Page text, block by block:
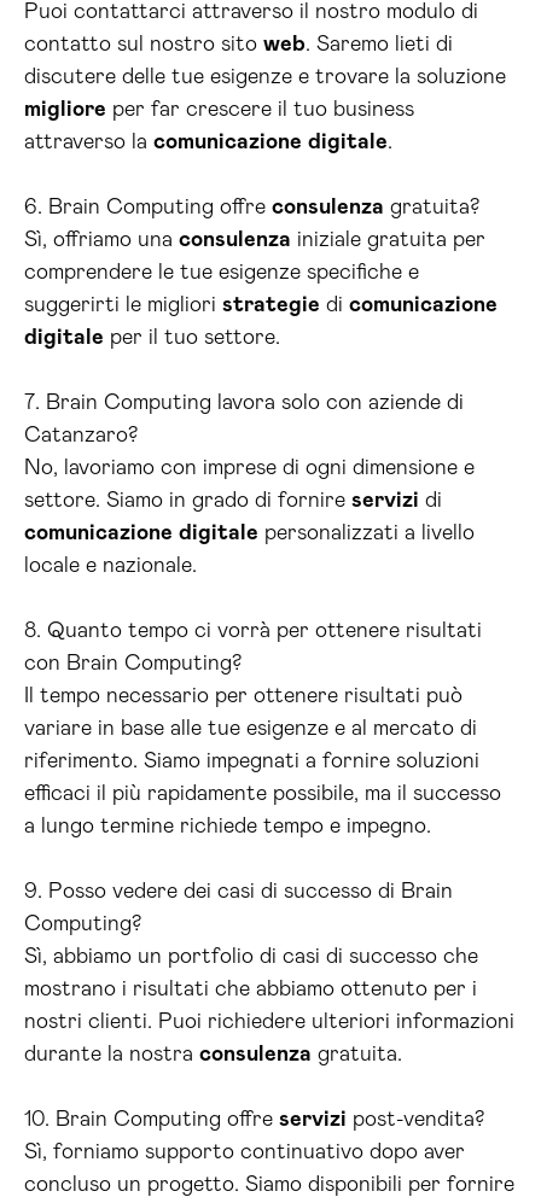
Puoi contattarci attraverso il nostro modulo di
contatto sul nostro sito web. Saremo lieti di
discutere delle tue esigenze e trovare la soluzione
migliore per far crescere il tuo business
attraverso la comunicazione digitale.
6. Brain Computing offre consulenza gratuita?
Sì, offriamo una consulenza iniziale gratuita per
comprendere le tue esigenze specifiche e
suggerirti le migliori strategie di comunicazione
digitale per il tuo settore.
7. Brain Computing lavora solo con aziende di
Catanzaro?
No, lavoriamo con imprese di ogni dimensione e
settore. Siamo in grado di fornire servizi di
comunicazione digitale personalizzati a livello
locale e nazionale.
8. Quanto tempo ci vorrà per ottenere risultati
con Brain Computing?
Il tempo necessario per ottenere risultati può
variare in base alle tue esigenze e al mercato di
riferimento. Siamo impegnati a fornire soluzioni
efficaci il più rapidamente possibile, ma il successo
a lungo termine richiede tempo e impegno.
9. Posso vedere dei casi di successo di Brain
Computing?
Sì, abbiamo un portfolio di casi di successo che
mostrano i risultati che abbiamo ottenuto per i
nostri clienti. Puoi richiedere ulteriori informazioni
durante la nostra consulenza gratuita.
10. Brain Computing offre servizi post-vendita?
Sì, forniamo supporto continuativo dopo aver
concluso un progetto. Siamo disponibili per fornire